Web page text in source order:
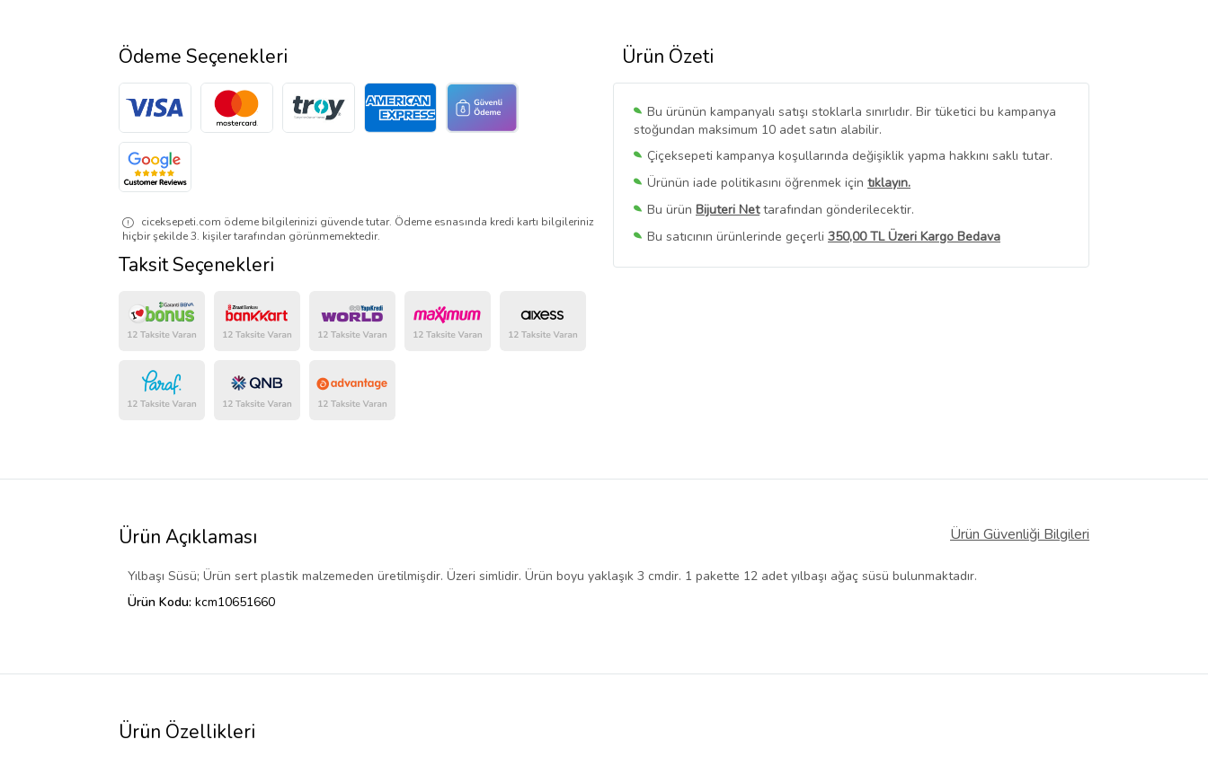
Ürün Özeti
Bu ürünün kampanyalı satışı stoklarla sınırlıdır. Bir tüketici bu kampanya
stoğundan maksimum 10 adet satın alabilir.
Çiçeksepeti kampanya koşullarında değişiklik yapma hakkını saklı tutar.
Ürünün iade politikasını öğrenmek için tıklayın.
Bu ürün Bijuteri Nettarafından gönderilecektir.
Bu satıcının ürünlerinde geçerli 350,00 TL Üzeri Kargo Bedava
Bu SatıcınınTüm Ürünlerini Görüntüle
Ödeme Seçenekleri
ciceksepeti.com ödeme bilgilerinizi güvende tutar. Ödeme esnasında kredi kartı bilgileriniz
hiçbir şekilde 3. kişiler tarafından görünmemektedir.
Taksit Seçenekleri
Ürün Açıklaması Ürün Güvenliği Bilgileri
Yılbaşı Süsü; Ürün sert plastik malzemeden üretilmişdir. Üzeri simlidir. Ürün boyu yaklaşık 3 cmdir. 1 pakette 12 adet yılbaşı ağaç süsü bulunmaktadır.
Ürün Kodu: kcm10651660
Ürün Özellikleri